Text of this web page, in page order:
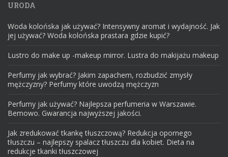
URODA
Woda kolońska jak używać? Intensywny aromat i wydajność. Jak
jej używać? Woda kolońska prastara gdzie kupić?
Lustro do make up -makeup mirror. Lustra do makijażu makeup
Perfumy jak wybrać? Jakim zapachem, rozbudzić zmysły
mężczyzny? Perfumy które uwodzą mężczyzn
Perfumy jak używać? Najlepsza perfumeria w Warszawie.
Bemowo. Gwarancja najwyższej jakości.
Jak zredukować tkankę tłuszczową? Redukcja opornego
tłuszczu – najlepszy spalacz tłuszczu dla kobiet. Dieta na
redukcje tkanki tłuszczowej